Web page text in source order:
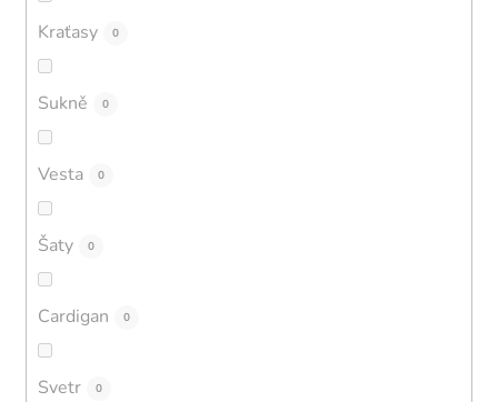
Kraťasy 0
Sukně 0
Vesta 0
Šaty 0
Cardigan 0
Svetr 0